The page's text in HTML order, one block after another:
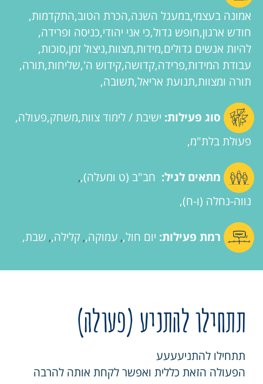
אמונה בעצמי במעגל השנה הכרת הטוב התקדמות
חודש ארגון חופש גדול כי אני יהודי כניסה ופרידה
להיות אנשים גדולים מידות מצוות ניצול זמן סוכות
עבודת המידות פרידה קדושה קידוש ה' שליחות תורה
תורה ומצוות תנועת אריאל תשובה
סוג פעילות: ישיבת / לימוד צוות משחק פעולה
פעולת בלת"מ
מתאים לגיל: חב"ב (ט ומעלה) ,
נווה-נחלה (ו-ח)
רמת פעילות: יום חול , עמוקה , קלילה , שבת
תתחילו להתניע (פעולה)
תתחילו להתניעעעע
הפעולה הזאת כללית ואפשר לקחת אותה להרבה